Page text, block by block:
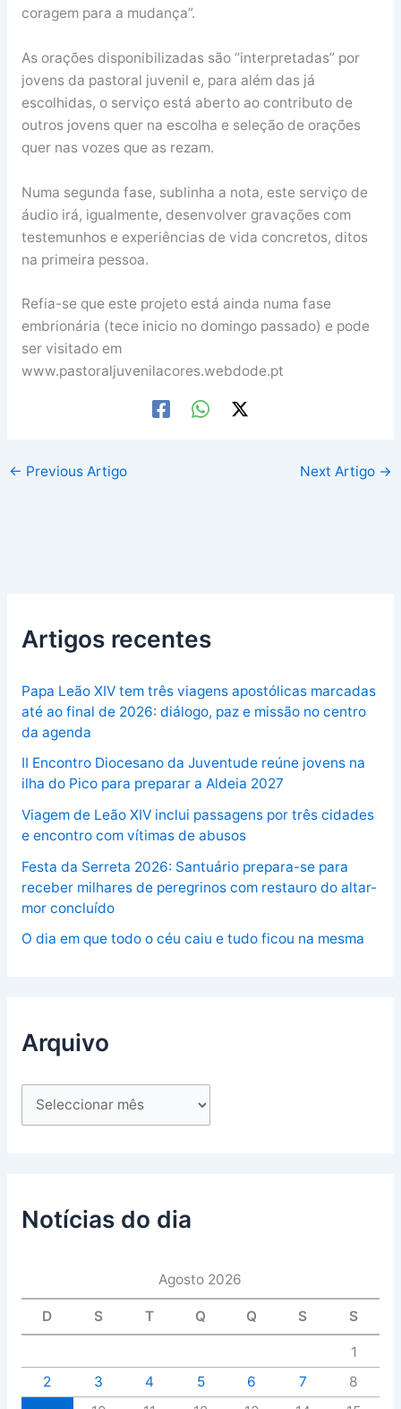
coragem para a mudança”.
As orações disponibilizadas são “interpretadas” por
jovens da pastoral juvenil e, para além das já
escolhidas, o serviço está aberto ao contributo de
outros jovens quer na escolha e seleção de orações
quer nas vozes que as rezam.
Numa segunda fase, sublinha a nota, este serviço de
áudio irá, igualmente, desenvolver gravações com
testemunhos e experiências de vida concretos, ditos
na primeira pessoa.
Refia-se que este projeto está ainda numa fase
embrionária (tece inicio no domingo passado) e pode
ser visitado em
www.pastoraljuvenilacores.webdode.pt
← Previous Artigo Next Artigo →
Artigos recentes
Papa Leão XIV tem três viagens apostólicas marcadas
até ao final de 2026: diálogo, paz e missão no centro
da agenda
II Encontro Diocesano da Juventude reúne jovens na
ilha do Pico para preparar a Aldeia 2027
Viagem de Leão XIV inclui passagens por três cidades
e encontro com vítimas de abusos
Festa da Serreta 2026: Santuário prepara-se para
receber milhares de peregrinos com restauro do altar-
mor concluído
O dia em que todo o céu caiu e tudo ficou na mesma
Arquivo
Notícias do dia
Agosto 2026
D S T Q Q S S
1
2
3 4 5 6 7
8